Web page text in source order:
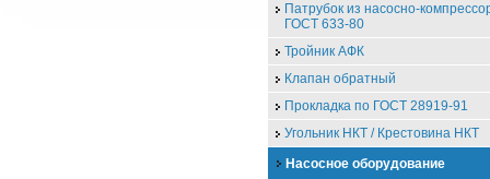
Патрубок из насосно-
ГОСТ 633-80
Тройник АФК
Клапан обратный
Прокладка по ГОСТ 28919-91
Угольник НКТ / Крестовина НКТ
Насосное оборудование